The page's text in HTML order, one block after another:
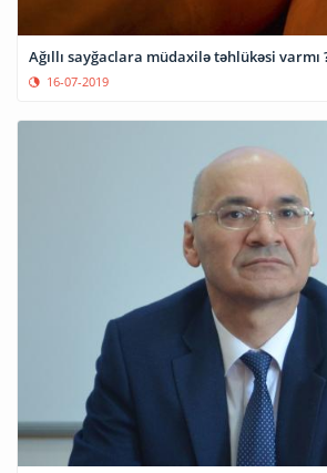
Ağıllı sayğaclara müdaxilə təhlükəsi varmı
16-07-2019